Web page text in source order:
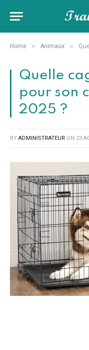
Home » Animaux »
Quelle
pour son
2025 ?
BY ADMINISTRATEUR ON 23